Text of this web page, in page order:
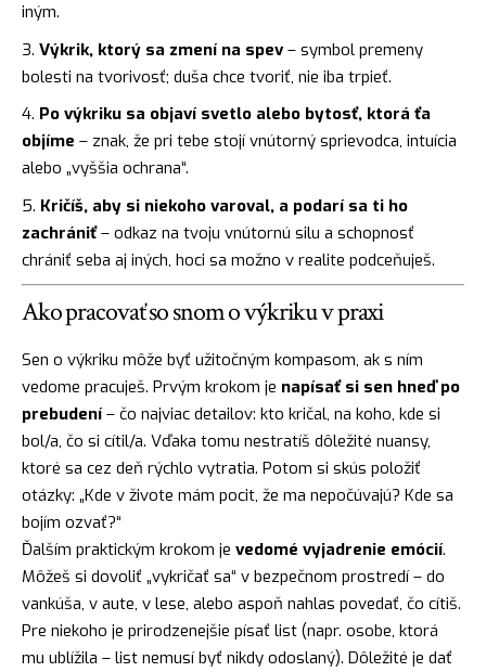
iným.
Výkrik, ktorý sa zmení na spev– symbol premeny
bolesti na tvorivosť; duša chce tvoriť, nie iba trpieť.
Po výkriku sa objaví svetlo alebo bytosť, ktorá ťa
objíme – znak, že pri tebe stojí vnútorný sprievodca, intuícia
alebo „vyššia ochrana“.
Kričíš, aby si niekoho varoval, a podarí sa ti ho
zachrániť– odkaz na tvoju vnútornú silu a schopnosť
chrániť seba aj iných, hoci sa možno v realite podceňuješ.
Ako pracovať so snom o výkriku v praxi
Sen o výkriku môže byť užitočným kompasom, ak s ním
vedome pracuješ. Prvým krokom je napísať si sen hneď po
prebudení– čo najviac detailov: kto kričal, na koho, kde si
bol/a, čo si cítil/a. Vďaka tomu nestratíš dôležité nuansy,
ktoré sa cez deň rýchlo vytratia. Potom si skús položiť
otázky: „Kde v živote mám pocit, že ma nepočúvajú? Kde sa
bojím ozvať?“
Ďalším praktickým krokom je vedomé vyjadrenie emócií.
Môžeš si dovoliť „vykričať sa“ v bezpečnom prostredí – do
vankúša, v aute, v lese, alebo aspoň nahlas povedať, čo cítiš.
Pre niekoho je prirodzenejšie písať list (napr. osobe, ktorá
mu ublížila – list nemusí byť nikdy odoslaný). Dôležité je dať